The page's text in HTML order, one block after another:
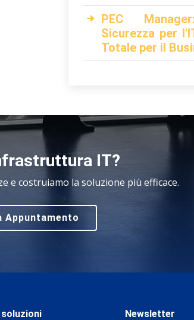
PEC
Sicurezza per
Totale per il
IT?
e costruiamo la soluzione più efficace.
Appuntamento
Newsletter